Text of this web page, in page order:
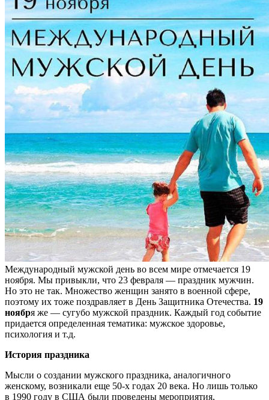
Международный мужской день во всем мире отмечается 19
ноября. Мы привыкли, что 23 февраля — праздник мужчин.
Но это не так. Множество женщин занято в военной сфере,
поэтому их тоже поздравляет в День Защитника Отечества. 19
ноября же — сугубо мужской праздник. Каждый год событие
придается определенная тематика: мужское здоровье,
психология и т.д.
История праздника
Мысли о создании мужского праздника, аналогичного
женскому, возникали еще 50-х годах 20 века. Но лишь только
в 1990 году в США были проведены мероприятия,